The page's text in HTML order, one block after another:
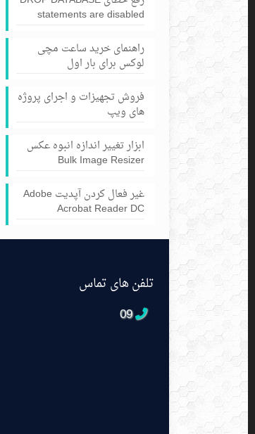
statements are disabled
راهنمای خرید ساعت مچی
لوکس برای بار اول
فروش تجهیزات و اجرای پروژه
های ویپ
ابزار تغییر اندازه انبوه عکس
Bulk Image Resizer
غیر فعال کردن آپدیت Adobe
Acrobat Reader DC
تلفن های تماس
09